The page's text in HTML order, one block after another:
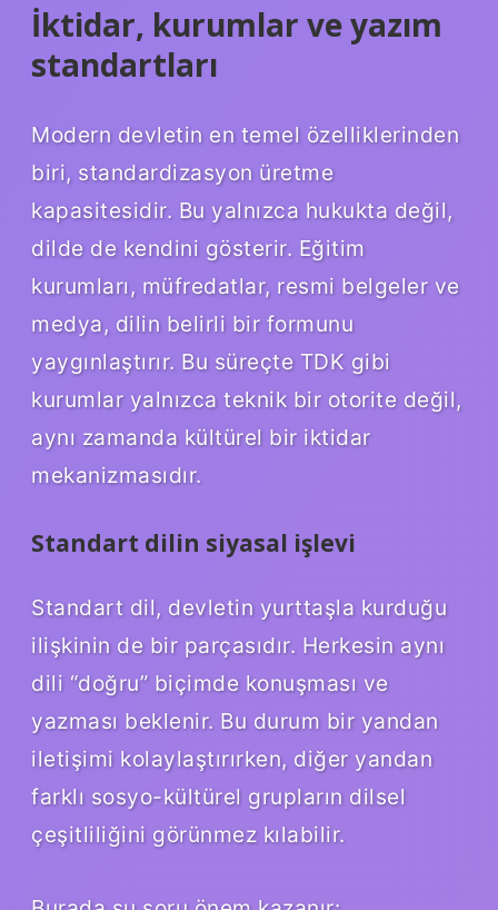
İktidar, kurumlar ve yazım
standartları
Modern devletin en temel özelliklerinden
biri, standardizasyon üretme
kapasitesidir. Bu yalnızca hukukta değil,
dilde de kendini gösterir. Eğitim
kurumları, müfredatlar, resmi belgeler ve
medya, dilin belirli bir formunu
yaygınlaştırır. Bu süreçte TDK gibi
kurumlar yalnızca teknik bir otorite değil,
aynı zamanda kültürel bir iktidar
mekanizmasıdır.
Standart dilin siyasal işlevi
Standart dil, devletin yurttaşla kurduğu
ilişkinin de bir parçasıdır. Herkesin aynı
dili “doğru” biçimde konuşması ve
yazması beklenir. Bu durum bir yandan
iletişimi kolaylaştırırken, diğer yandan
farklı sosyo-kültürel grupların dilsel
çeşitliliğini görünmez kılabilir.